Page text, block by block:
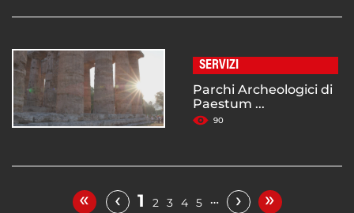
SERVIZI
Parchi Archeologici di
Paestum ...
90
« ‹ 1 2 3 4 5 … › »